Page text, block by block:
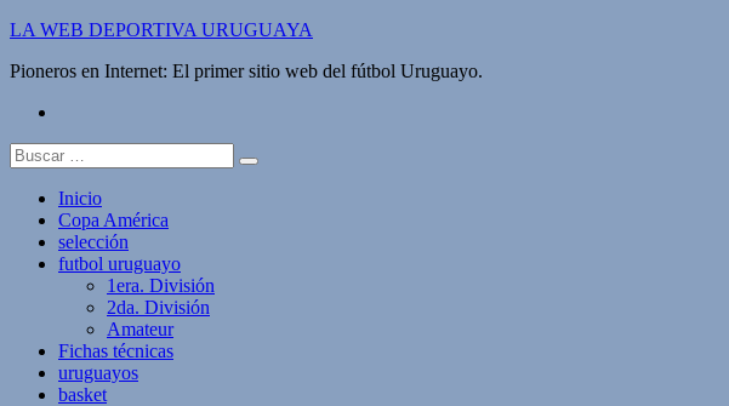
Saltar
contenido
LA WEB DEPORTIVA URUGUAYA
Pioneros en Internet: El primer sitio web del fútbol Uruguayo.
Buscar:
Inicio
Copa América
selección
futbol uruguayo
1era. División
2da. División
Amateur
Fichas técnicas
uruguayos
basket